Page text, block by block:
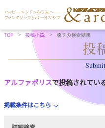
TOP 投稿小説 壊すの検索結果
アルファポリスで投稿されてい
掲載条件はこちら